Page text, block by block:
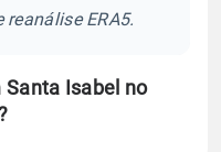
ERA5.
Santa Isabel no